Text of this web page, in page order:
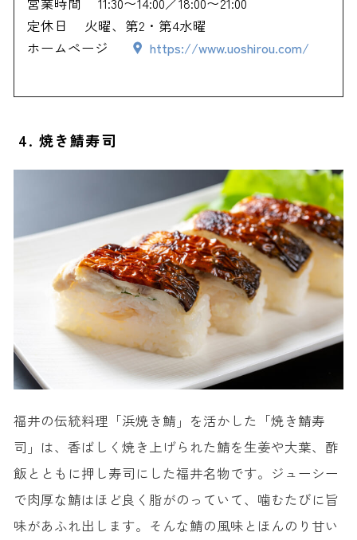
定休日
火曜、第2・第4水曜
ホームページ
https://www.uoshirou.com/
4. 焼き鯖寿司
福井の伝統料理「浜焼き鯖」を活かした「焼き鯖寿
司」は、香ばしく焼き上げられた鯖を生姜や大葉、酢
飯とともに押し寿司にした福井名物です。ジューシー
で肉厚な鯖はほど良く脂がのっていて、噛むたびに旨
味があふれ出します。そんな鯖の風味とほんのり甘い